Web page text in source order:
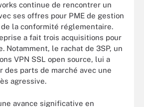
continue de rencontrer un
ses offres pour PME de gestion
la conformité réglementaire.
a fait trois acquisitions pour
Notamment, le rachat de 3SP, un
VPN SSL open source, lui a
des parts de marché avec une
agressive.
avance significative en